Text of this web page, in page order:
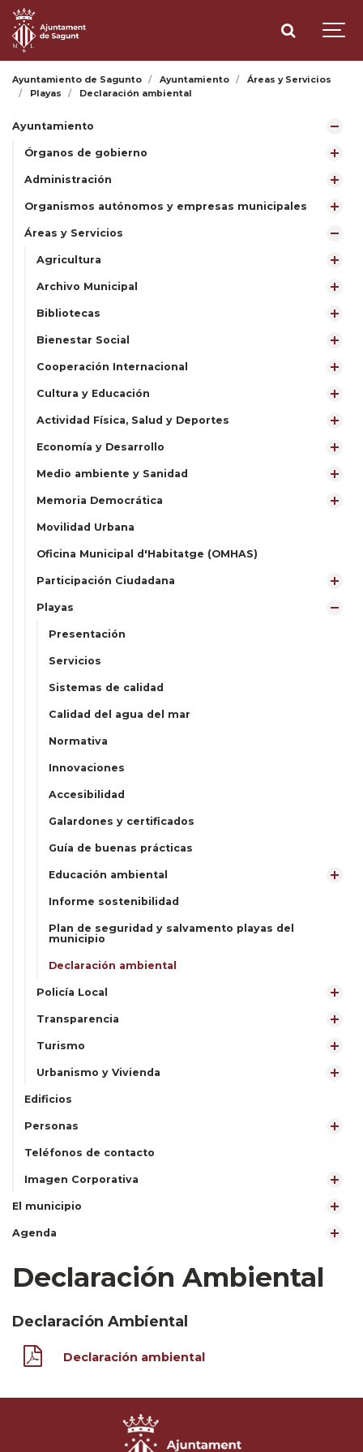
Ayuntamiento de Sagunto Ayuntamiento
Áreas y Servicios
Playas
Declaración ambiental
Ayuntamiento
Órganos de gobierno
Administración
Organismos autónomos y empresas municipales
Áreas y Servicios
Agricultura
Archivo Municipal
Bibliotecas
Bienestar Social
Cooperación Internacional
Cultura y Educación
Actividad Física, Salud y Deportes
Economía y Desarrollo
Medio ambiente y Sanidad
Memoria Democrática
Movilidad Urbana
Oficina Municipal d'Habitatge (OMHAS)
Participación Ciudadana
Playas
Presentación
Servicios
Sistemas de calidad
Calidad del agua del mar
Normativa
Innovaciones
Accesibilidad
Galardones y certificados
Guía de buenas prácticas
Educación ambiental
Informe sostenibilidad
Plan de seguridad y salvamento playas del
municipio
Declaración ambiental
Policía Local
Transparencia
Turismo
Urbanismo y Vivienda
Edificios
Personas
Teléfonos de contacto
Imagen Corporativa
El municipio
Agenda
Declaración Ambiental
Declaración Ambiental
Declaración ambiental